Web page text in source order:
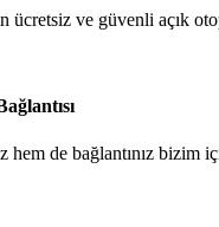
ücretsiz ve güvenli açık
hem de bağlantınız bizim